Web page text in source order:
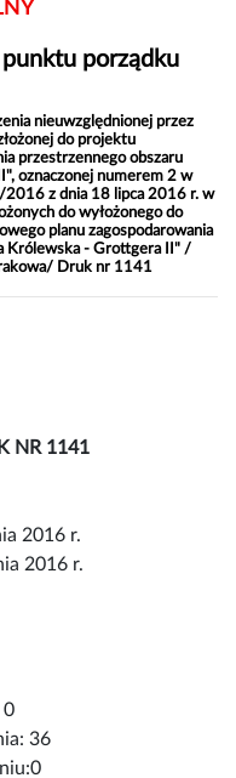
porządku
nieuwzględnionej przez
do projektu
przestrzennego obszaru
oznaczonej numerem 2 w
2016 z dnia 18 lipca 2016 r. w
do wyłożonego do
planu zagospodarowania
Królewska - Grottgera II" /
Druk nr 1141
NR 1141
2016 r.
2016 r.
0
36